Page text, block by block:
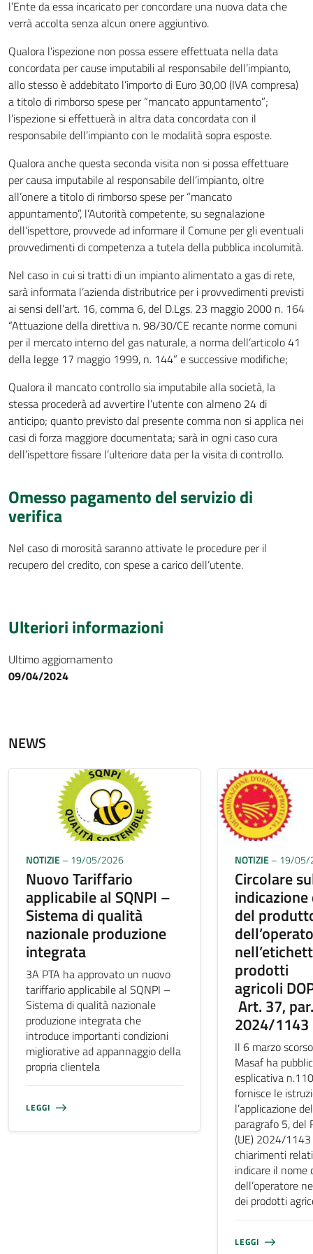
l’Ente da essa incaricato per concordare una nuova data che
verrà accolta senza alcun onere aggiuntivo.
Qualora l’ispezione non possa essere effettuata nella data
concordata per cause imputabili al responsabile dell’impianto,
allo stesso è addebitato l’importo di Euro 30,00 (IVA compresa)
a titolo di rimborso spese per “mancato appuntamento”;
l’ispezione si effettuerà in altra data concordata con il
responsabile dell’impianto con le modalità sopra esposte.
Qualora anche questa seconda visita non si possa effettuare
per causa imputabile al responsabile dell’impianto, oltre
all’onere a titolo di rimborso spese per “mancato
appuntamento”, l’Autorità competente, su segnalazione
dell’ispettore, provvede ad informare il Comune per gli eventuali
provvedimenti di competenza a tutela della pubblica incolumità.
Nel caso in cui si tratti di un impianto alimentato a gas di rete,
sarà informata l’azienda distributrice per i provvedimenti previsti
ai sensi dell’art. 16, comma 6, del D.Lgs. 23 maggio 2000 n. 164
“Attuazione della direttiva n. 98/30/CE recante norme comuni
per il mercato interno del gas naturale, a norma dell’articolo 41
della legge 17 maggio 1999, n. 144” e successive modifiche;
Qualora il mancato controllo sia imputabile alla società, la
stessa procederà ad avvertire l’utente con almeno 24 di
anticipo; quanto previsto dal presente comma non si applica nei
casi di forza maggiore documentata; sarà in ogni caso cura
dell’ispettore fissare l’ulteriore data per la visita di controllo.
Omesso pagamento del servizio di
verifica
Nel caso di morosità saranno attivate le procedure per il
recupero del credito, con spese a carico dell’utente.
Ulteriori informazioni
Ultimo aggiornamento
09/04/2024
NEWS
NOTIZIE– 19/05/2026
Nuovo Tariffario
applicabile al SQNPI –
Sistema di qualità
nazionale produzione
integrata
3A PTA ha approvato un nuovo
tariffario applicabile al SQNPI –
Sistema di qualità nazionale
produzione integrata che
introduce importanti condizioni
migliorative ad appannaggio della
propria clientela
LEGGI
NOTIZIE– 19/05/
Circolare
del
prodotti
agricoli
Art. 37,
2024/1143
Il 6 marzo
Masaf ha
esplicativa
fornisce le
l’applicazione
paragrafo 5, del
(UE) 2024/
chiarimenti
indicare il nome
dell’operatore
dei prodotti
LEGGI